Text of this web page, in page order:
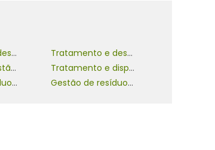
Tratamento e destinação final de resíduos
Tratamento e destinação final de resíduos sólidos
Empresa de gestão de resíduos sólidos
Tratamento e disposição final do lixo
Gestão de resíduos sólidos da construção civil Gestão de resíduos sólidos efluentes e emissões